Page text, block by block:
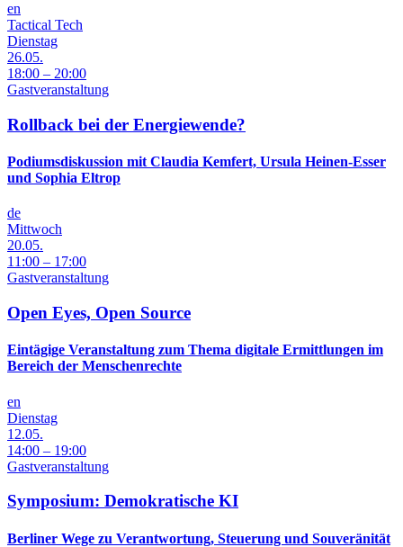
en
Tactical Tech
Dienstag
26.05.
18:00 – 20:00
Gastveranstaltung
Rollback bei der Energiewende?
Podiumsdiskussion mit Claudia Kemfert, Ursula Heinen-Esser
und Sophia Eltrop
de
Mittwoch
20.05.
11:00 – 17:00
Gastveranstaltung
Open Eyes, Open Source
Eintägige Veranstaltung zum Thema digitale Ermittlungen im
Bereich der Menschenrechte
en
Dienstag
12.05.
14:00 – 19:00
Gastveranstaltung
Symposium: Demokratische KI
Berliner Wege zu Verantwortung, Steuerung und Souveränität